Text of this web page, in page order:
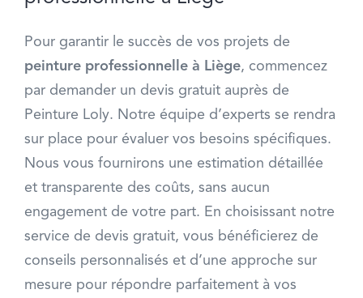
Pour garantir le succès de vos projets de
peinture professionnelle à Liège, commencez
par demander un devis gratuit auprès de
Peinture Loly. Notre équipe d’experts se rendra
sur place pour évaluer vos besoins spécifiques.
Nous vous fournirons une estimation détaillée
et transparente des coûts, sans aucun
engagement de votre part. En choisissant notre
service de devis gratuit, vous bénéficierez de
conseils personnalisés et d’une approche sur
mesure pour répondre parfaitement à vos